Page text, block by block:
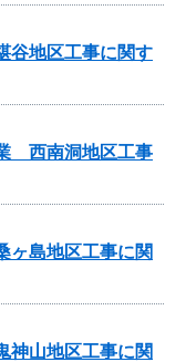
谷地区工事に関す
西南洞地区工事
ヶ島地区工事に関
神山地区工事に関